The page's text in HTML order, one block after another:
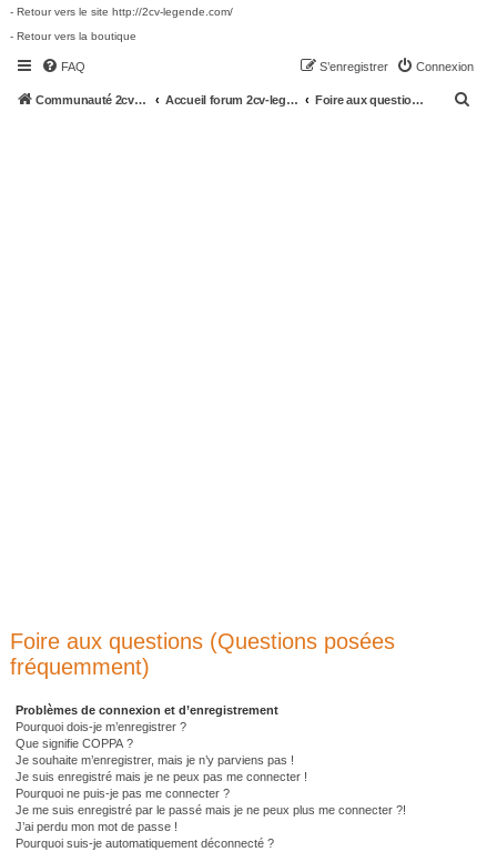
- Retour vers le site http://2cv-legende.com/
- Retour vers la boutique
FAQ Connexion
S’enregistrer
Communauté 2cv-legende.com Accueil forum 2cv-legende.com Foire aux questions (Questions posées fréquemment)
Foire aux questions (Questions posées
fréquemment)
Problèmes de connexion et d’enregistrement
Pourquoi dois-je m’enregistrer ?
Que signifie COPPA ?
Je souhaite m’enregistrer, mais je n’y parviens pas !
Je suis enregistré mais je ne peux pas me connecter !
Pourquoi ne puis-je pas me connecter ?
Je me suis enregistré par le passé mais je ne peux plus me connecter ?!
J’ai perdu mon mot de passe !
Pourquoi suis-je automatiquement déconnecté ?